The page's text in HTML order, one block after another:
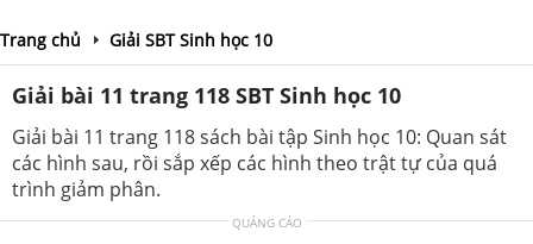
Trang chủ Giải SBT Sinh học 10
Giải bài 11 trang 118 SBT Sinh học 10
Giải bài 11 trang 118 sách bài tập Sinh học 10: Quan sát
các hình sau, rồi sắp xếp các hình theo trật tự của quá
trình giảm phân.
QUẢNG CÁO